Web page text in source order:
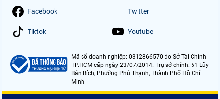
Facebook Twitter
Tiktok Youtube
Mã số doanh nghiệp: 0312866570 do Sở Tài Chính
TP.HCM cấp ngày 23/07/2014. Trụ sở chính: 51 Lũy
Bán Bích, Phường Phú Thạnh, Thành Phố Hồ Chí
Minh